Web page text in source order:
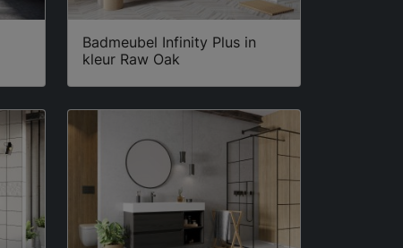
Badmeubel Infinity Plus in
kleur Raw Oak